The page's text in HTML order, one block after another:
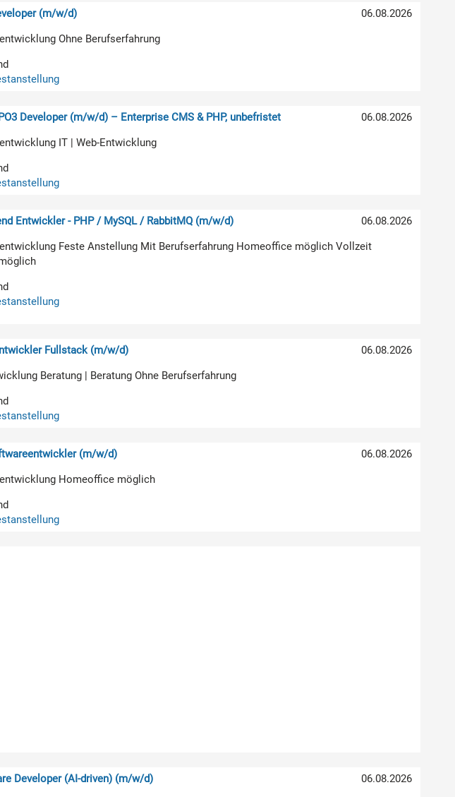
06.08.2026
(m/w/d)
Ohne Berufserfahrung
06.08.2026
Developer (m/w/d) – Enterprise CMS & PHP, unbefristet
IT | Web-Entwicklung
06.08.2026
Entwickler - PHP / MySQL / RabbitMQ (m/w/d)
Feste Anstellung Mit Berufserfahrung Homeoffice möglich Vollzeit
06.08.2026
Fullstack (m/w/d)
Beratung | Beratung Ohne Berufserfahrung
06.08.2026
(m/w/d)
Homeoffice möglich
06.08.2026
Developer (AI-driven) (m/w/d)